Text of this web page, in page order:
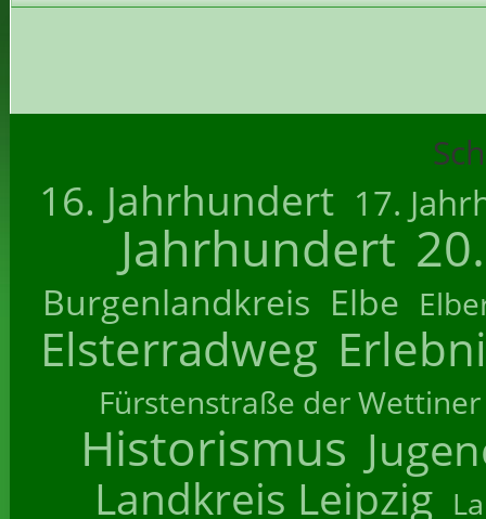
16. Jahrhundert 17.
Jahrhundert
Burgenlandkreis Elbe
Elsterradweg
Fürstenstraße der Wettiner
Historismus
Landkreis Leipzig